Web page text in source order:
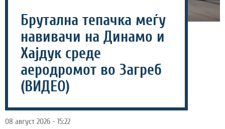
Брутална тепачка меѓу
навивачи на Динамо и
Хајдук среде
аеродромот во Загреб
(ВИДЕО)
08 август 2026 - 15:22